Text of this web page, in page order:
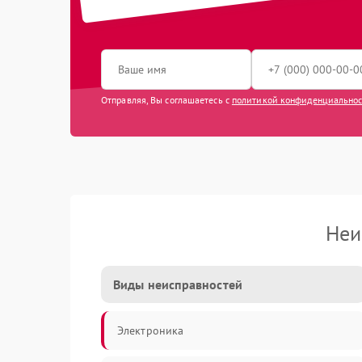
Отправляя, Вы соглашаетесь с политикой
Виды неисправностей
Электроника